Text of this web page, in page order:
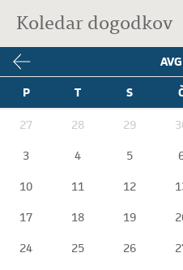
Koledar dogodkov
P
T S
27 28 29
3
4 5
10
11 12
17
18 19
24
25 26